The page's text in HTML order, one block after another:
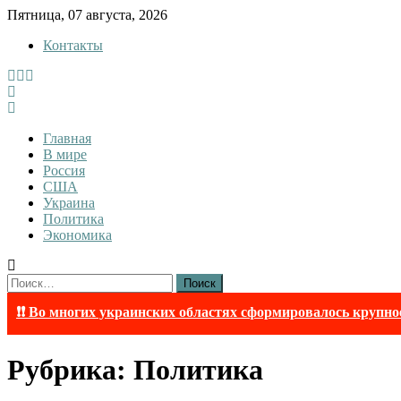
Skip
content
Пятница, 07 августа, 2026
Контакты
InfoRuss
InfoRuss — Новости
Главная
В мире
Россия
США
Украина
Политика
Экономика
Найти:
❗❗ Во многих украинских областях сформировалось
Рубрика: Политика